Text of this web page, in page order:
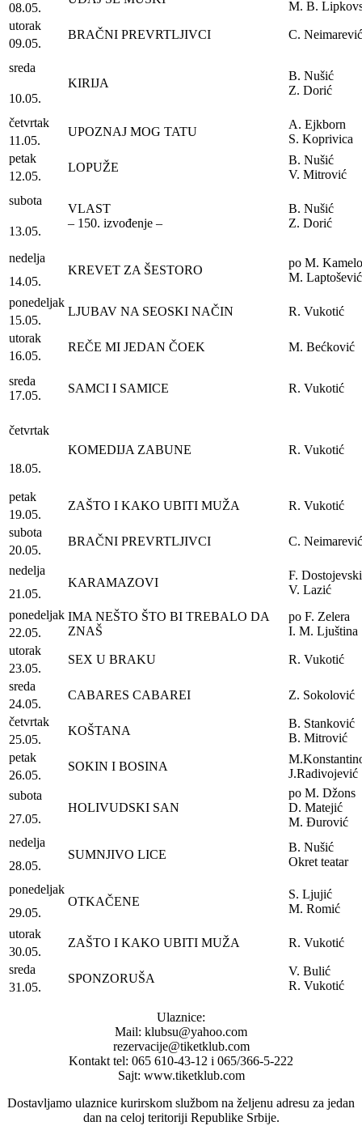
M. B.
08.05.
utorak
BRAČNI PREVRTLJIVCI C. Neimarević
09.05.
sreda
KIRIJA
B. Nušić
Z. Dorić
10.05.
četvrtak
UPOZNAJ MOG TATU
A. Ejkborn
S. Koprivica
11.05.
petak
LOPUŽE
B. Nušić
V. Mitrović
12.05.
subota
VLAST
– 150. izvođenje –
B. Nušić
Z. Dorić
13.05.
nedelja
KREVET ZA ŠESTORO
po M.
M. Laptošević
14.05.
ponedeljak
LJUBAV NA SEOSKI NAČIN R. Vukotić
15.05.
utorak
REČE MI JEDAN ČOEK M. Bećković
16.05.
sreda
17.05.
SAMCI I SAMICE R. Vukotić
četvrtak
KOMEDIJA ZABUNE
R. Vukotić
18.05.
petak
ZAŠTO I KAKO UBITI MUŽA R. Vukotić
19.05.
subota
BRAČNI PREVRTLJIVCI C. Neimarević
20.05.
nedelja
KARAMAZOVI
F. Dostojevski
V. Lazić
21.05.
ponedeljak IMA NEŠTO ŠTO BI TREBALO DA
ZNAŠ
po F. Zelera
I. M. Ljuština
22.05.
utorak
SEX U BRAKU R. Vukotić
23.05.
sreda
CABARES CABAREI Z. Sokolović
24.05.
četvrtak
KOŠTANA
B. Stanković
B. Mitrović
25.05.
petak
SOKIN I BOSINA
J.Radivojević
26.05.
subota
HOLIVUDSKI SAN
po M. Džons
D. Matejić
M. Đurović
27.05.
nedelja
SUMNJIVO LICE
B. Nušić
Okret teatar
28.05.
ponedeljak
OTKAČENE
S. Ljujić
M. Romić
29.05.
utorak
ZAŠTO I KAKO UBITI MUŽA R. Vukotić
30.05.
sreda
SPONZORUŠA
V. Bulić
R. Vukotić
31.05.
Ulaznice:
Mail: klubsu@yahoo.com
rezervacije@tiketklub.com
Kontakt tel: 065 610-43-12 i 065/366-5-222
Sajt: www.tiketklub.com
Dostavljamo ulaznice kurirskom službom na željenu adresu za jedan
dan na celoj teritoriji Republike Srbije.